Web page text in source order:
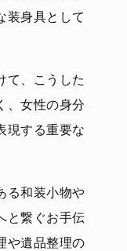
装身具として
て、こうした
、女性の身分
現する重要な
る和装小物や
と繋ぐお手伝
や遺品整理の